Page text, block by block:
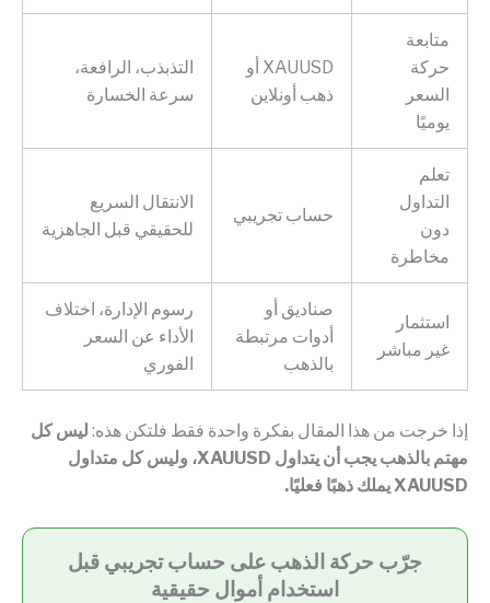
متابعة
حركة
السعر
يوميًا
XAUUSD أو
ذهب أونلاين
التذبذب، الرافعة،
سرعة الخسارة
تعلم
التداول
دون
مخاطرة
حساب تجريبي
الانتقال السريع
للحقيقي قبل الجاهزية
استثمار
غير مباشر
صناديق أو
أدوات مرتبطة
بالذهب
رسوم الإدارة، اختلاف
الأداء عن السعر
الفوري
إذا خرجت من هذا المقال بفكرة واحدة فقط فلتكن هذه: ليس كل
مهتم بالذهب يجب أن يتداول XAUUSD، وليس كل متداول
XAUUSD يملك ذهبًا فعليًا.
جرّب حركة الذهب على حساب تجريبي قبل
استخدام أموال حقيقية